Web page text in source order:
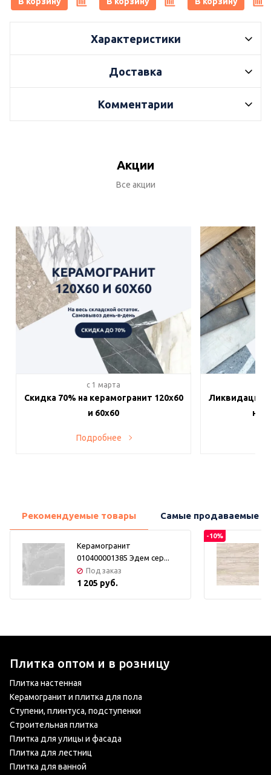
Керамика)
Керамика)
Керамика)
Характеристики
Доставка
Комментарии
Акции
Все акции
c 1 марта
Скидка 70% на керамогранит 120х60
и 60х60
Подробнее
Ликвидация
на
Рекомендуемые товары Самые продаваемые
Керамогранит
010400001385 Эдем сер...
Под заказ
1 205 руб.
-10%
Плитка оптом и в розницу
Плитка настенная
Керамогранит и плитка для пола
Ступени, плинтуса, подступенки
Строительная плитка
Плитка для улицы и фасада
Плитка для лестниц
Плитка для ванной